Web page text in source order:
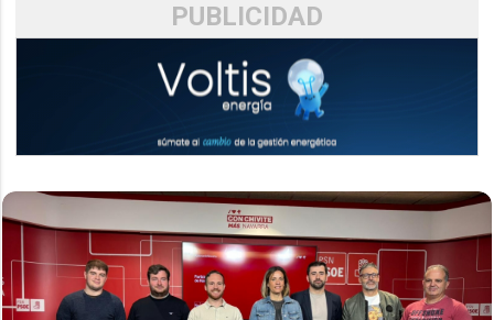
PUBLICIDAD